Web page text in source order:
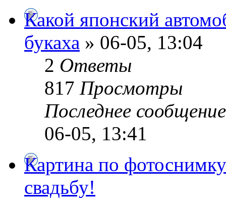
Какой японский
букаха » 06-05, 13:04
2 Ответы
817 Просмотры
Последнее
06-05, 13:41
Картина по
свадьбу!